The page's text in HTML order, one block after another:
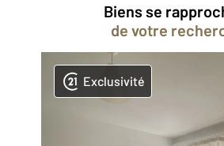
Biens se
de votre
Exclusivité